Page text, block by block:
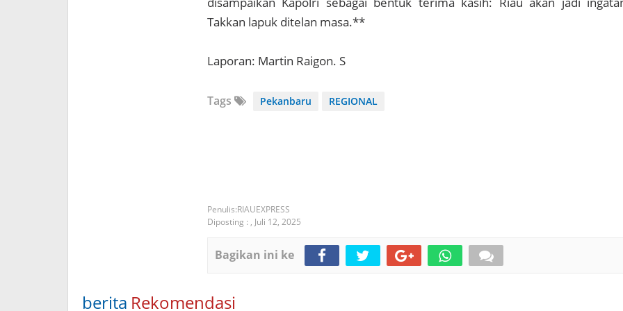
Takkan lapuk ditelan masa.**
Laporan: Martin Raigon. S
Tags Pekanbaru REGIONAL
RIAUEXPRESS
Diposting : , Juli 12, 2025
Bagikan ini ke
berita Rekomendasi